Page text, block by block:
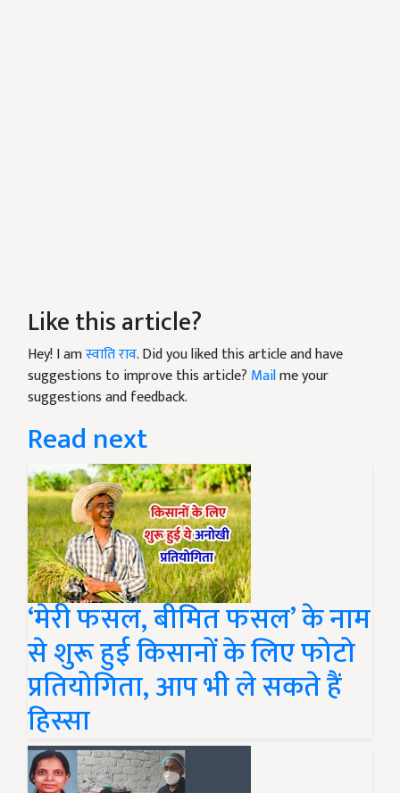
Like this article?
Hey! I amस्वाति राव. Did you liked this article and have
suggestions to improve this article? Mailme your
suggestions and feedback.
Read next
‘मेरी फसल, बीमित फसल’ के नाम
से शुरू हुई किसानों के लिए फोटो
प्रतियोगिता, आप भी ले सकते हैं
हिस्सा